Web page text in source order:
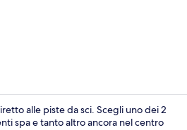
alle piste da sci. Scegli uno dei 2
spa e tanto altro ancora nel centro